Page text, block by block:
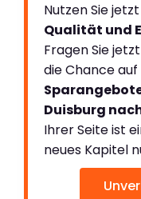
Nutzen Sie
Qualität und
Fragen Sie
die Chance auf
Duisburg
Ihrer Seite ist
neues Kapitel